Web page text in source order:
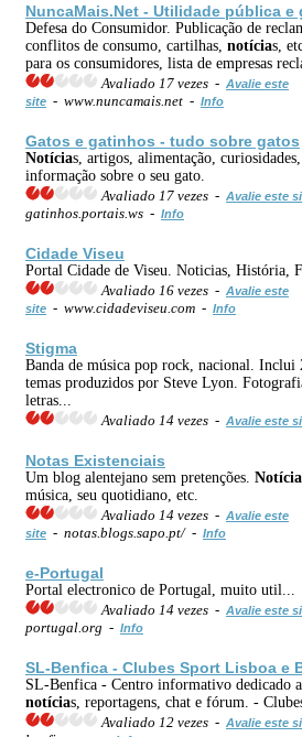
NuncaMais.Net - Utilidade pública e
Defesa do Consumidor. Publicação de
conflitos de consumo, cartilhas, notícias,
para os consumidores, lista de empresas
Avaliado 17 vezes - Avalie este
site - www.nuncamais.net - Info
Gatos e gatinhos - tudo sobre gatos
Notícias, artigos, alimentação,
informação sobre o seu gato.
Avaliado 17 vezes - Avalie este
gatinhos.portais.ws - Info
Cidade Viseu
Portal Cidade de Viseu. Noticias, História,
Avaliado 16 vezes - Avalie este
site - www.cidadeviseu.com - Info
Stigma
Banda de música pop rock, nacional. Inclui
temas produzidos por Steve Lyon.
letras...
Avaliado 14 vezes - Avalie este
Notas Existenciais
Um blog alentejano sem pretenções. Notícia
música, seu quotidiano, etc.
Avaliado 14 vezes - Avalie este
site - notas.blogs.sapo.pt/ - Info
e-Portugal
Portal electronico de Portugal, muito util...
Avaliado 14 vezes - Avalie este
portugal.org - Info
SL-Benfica - Clubes Sport Lisboa e
SL-Benfica - Centro informativo dedicado
notícias, reportagens, chat e fórum. -
Avaliado 12 vezes - Avalie este